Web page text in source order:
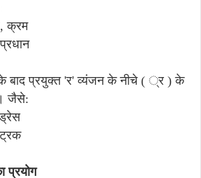
क्रम
बाद प्रयुक्त 'र' व्यंजन के नीचे ( ्र ) के
जैसे:
प्रयोग